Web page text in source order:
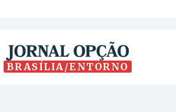
BRASÍLIA/ENTORNO